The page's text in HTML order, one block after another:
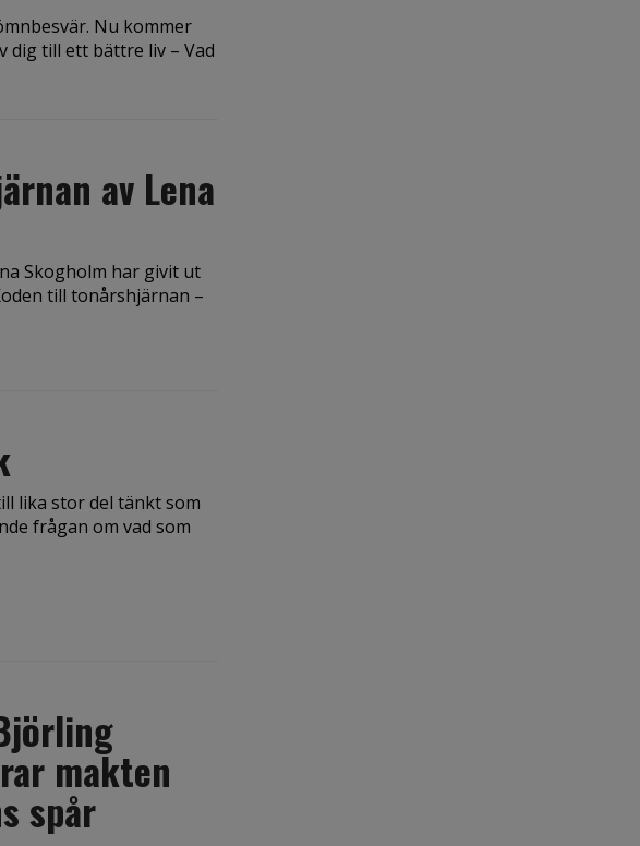
Nu kommer
dig till ett bättre liv – Vad
av Lena
Skogholm har givit ut
till tonårshjärnan –
lika stor del tänkt som
frågan om vad som
makten
spår